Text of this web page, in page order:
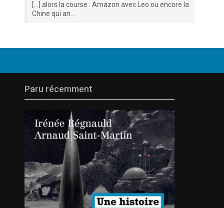
[…] alors la course : Amazon avec Leo ou encore la
Chine qui an...
Paru récemment